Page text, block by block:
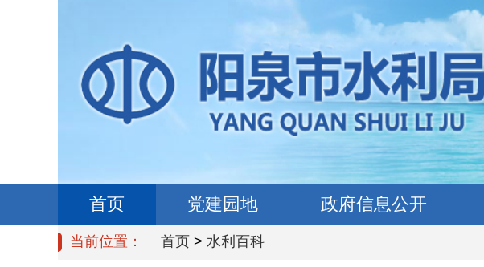
首页 党建园地 政府信息公开
当前位置： 首页 > 水利百科